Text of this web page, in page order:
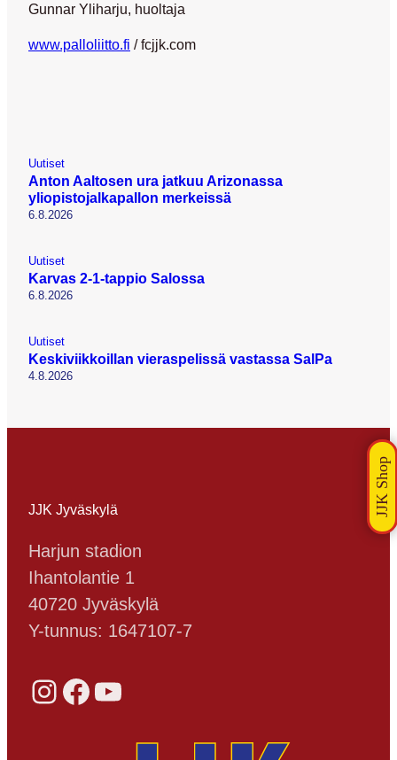
Gunnar Yliharju, huoltaja
www.palloliitto.fi / fcjjk.com
Uutiset
Anton Aaltosen ura jatkuu Arizonassa
yliopistojalkapallon merkeissä
6.8.2026
Uutiset
Karvas 2-1-tappio Salossa
6.8.2026
Uutiset
Keskiviikkoillan vieraspelissä vastassa SalPa
4.8.2026
JJK Jyväskylä
Harjun stadion
Ihantolantie 1
40720 Jyväskylä
Y-tunnus: 1647107-7
Instagram Facebook YouTube